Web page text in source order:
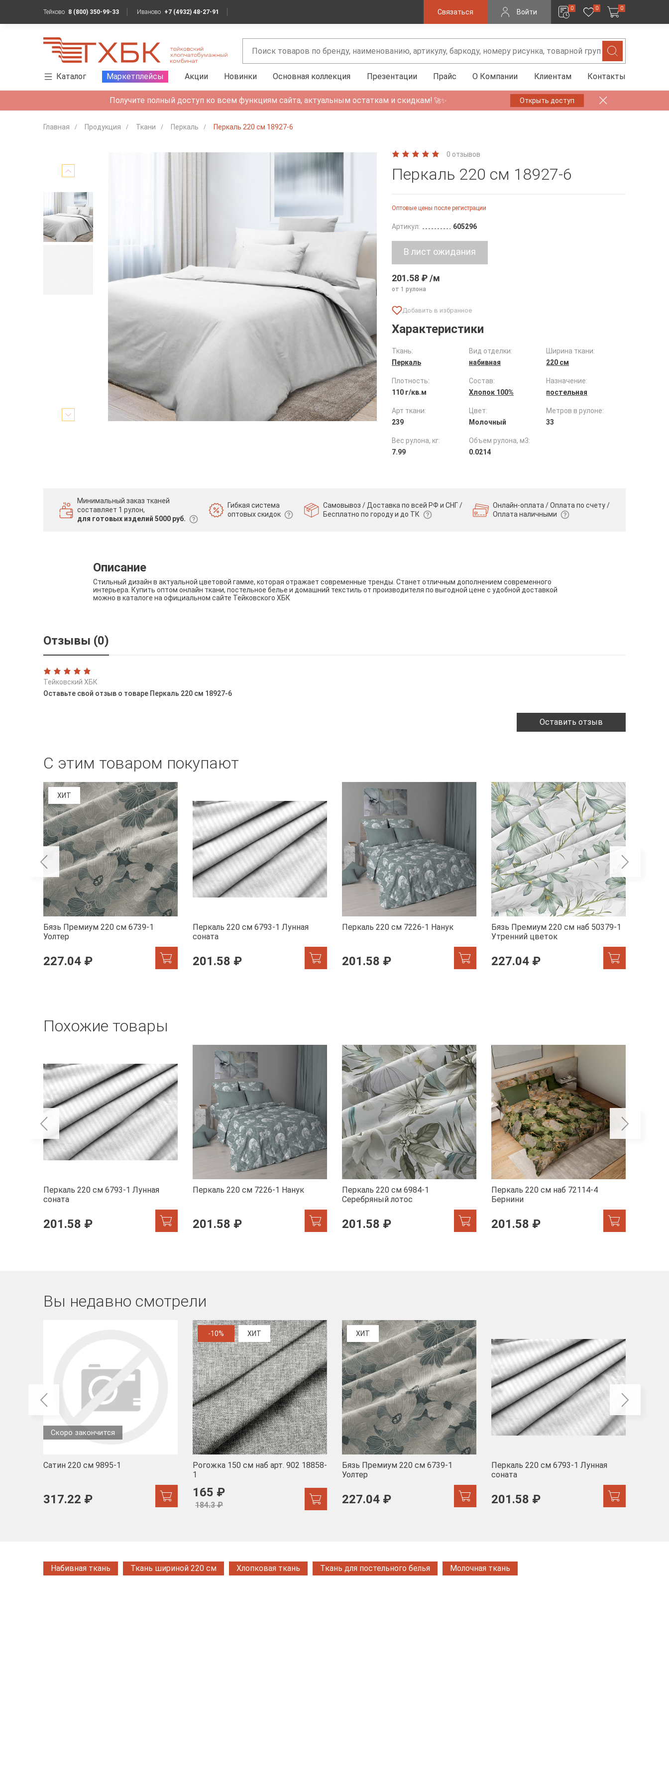
Тейково 8 (800) 350-99-33 Иваново +7 (4932) 48-27-91 Связаться Войти 0 0 0
Каталог Маркетплейсы Акции Новинки Основная коллекция Презентации Прайс О Компании Клиентам Контакты
Получите полный доступ ко всем функциям сайта, актуальным остаткам и скидкам! 🚀✨ Открыть доступ
Главная Продукция Ткани Перкаль Перкаль 220 см 18927-6
0 отзывов
Перкаль 220 см 18927-6
Оптовые цены после регистрации
Артикул: 605296
201.58 ₽ /м
от 1 рулона
Характеристики
Ткань:
Перкаль
Вид отделки:
набивная
Ширина ткани:
220 см
Плотность:
110 г/кв.м
Состав:
Хлопок 100%
Назначение:
постельная
Арт ткани:
239
Цвет:
Молочный
Метров в рулоне:
33
Вес рулона, кг:
7.99
Объем рулона, м3:
0.0214
Минимальный заказ тканей
составляет 1 рулон,
для готовых изделий 5000 руб.
Гибкая система
оптовых скидок
Самовывоз / Доставка по всей РФ и СНГ /
Бесплатно по городу и до ТК
Онлайн-оплата / Оплата по счету /
Оплата наличными
Описание
Стильный дизайн в актуальной цветовой гамме, которая отражает современные тренды. Станет отличным дополнением современного
интерьера. Купить оптом онлайн ткани, постельное белье и домашний текстиль от производителя по выгодной цене с удобной доставкой
можно в каталоге на официальном сайте Тейковского ХБК
Отзывы (0)
Тейковский ХБК
Оставьте свой отзыв о товаре Перкаль 220 см 18927-6
Оставить отзыв
С этим товаром покупают
ХИТ
Бязь Премиум 220 см 6739-1
Уолтер
227.04 ₽
Перкаль 220 см 6793-1 Лунная
соната
201.58 ₽
Перкаль 220 см 7226-1 Нанук
201.58 ₽
Бязь Премиум 220 см наб 50379-1
Утренний цветок
227.04 ₽
Похожие товары
Перкаль 220 см 6793-1 Лунная
соната
201.58 ₽
Перкаль 220 см 7226-1 Нанук
201.58 ₽
Перкаль 220 см 6984-1
Серебряный лотос
201.58 ₽
Перкаль 220 см наб 72114-4
Бернини
201.58 ₽
Вы недавно смотрели
Скоро закончится
Сатин 220 см 9895-1
317.22 ₽
-10% ХИТ
Рогожка 150 см наб арт. 902 18858-
1
165 ₽
184.3 ₽
ХИТ
Бязь Премиум 220 см 6739-1
Уолтер
227.04 ₽
Перкаль 220 см 6793-1 Лунная
соната
201.58 ₽
Набивная ткань Ткань шириной 220 см Хлопковая ткань Ткань для постельного белья Молочная ткань